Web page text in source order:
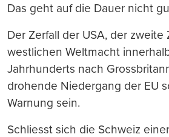
Das geht auf die Dauer nicht
Der Zerfall der USA, der zweite
westlichen Weltmacht
Jahrhunderts nach
drohende Niedergang der EU
Warnung sein.
Schliesst sich die Schweiz